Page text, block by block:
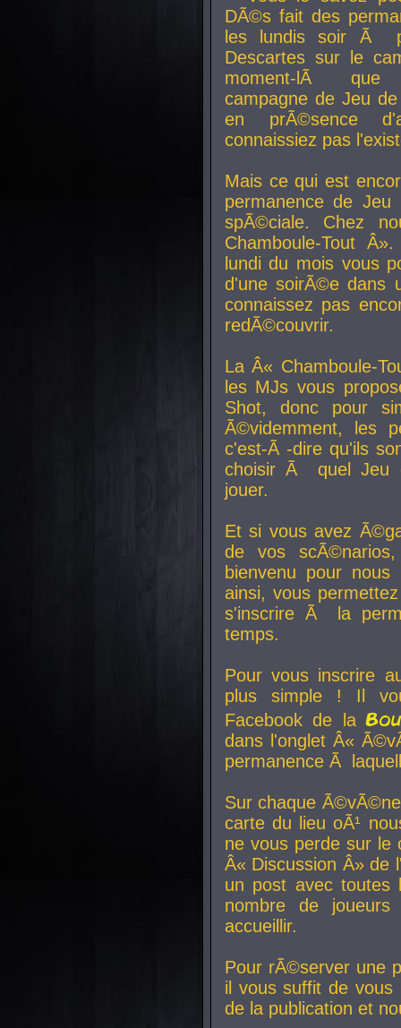
DÃ©s fait des
les lundis soir Ã
Descartes sur le
moment-lÃ que
campagne de Jeu
en prÃ©sence
connaissiez pas
Mais ce qui est
permanence de
spÃ©ciale. Chez
Chamboule-Tout
lundi du mois vous
d'une soirÃ©e dans
connaissez pas
redÃ©couvrir.
La Â« Chamboule-
les MJs vous
Shot, donc pour
Ã©videmment, les
c'est-Ã -dire qu'ils
choisir Ã quel Jeu
jouer.
Et si vous avez
de vos
bienvenu pour
ainsi, vous
s'inscrire Ã la
temps.
Pour vous inscrire
plus simple ! Il
Facebook de la
dans l'onglet Â«
permanence Ã
Sur chaque
carte du lieu oÃ¹
ne vous perde sur le
Â« Discussion Â» de
un post avec toutes
nombre de
accueillir.
Pour rÃ©server une
il vous suffit de vous
de la publication et